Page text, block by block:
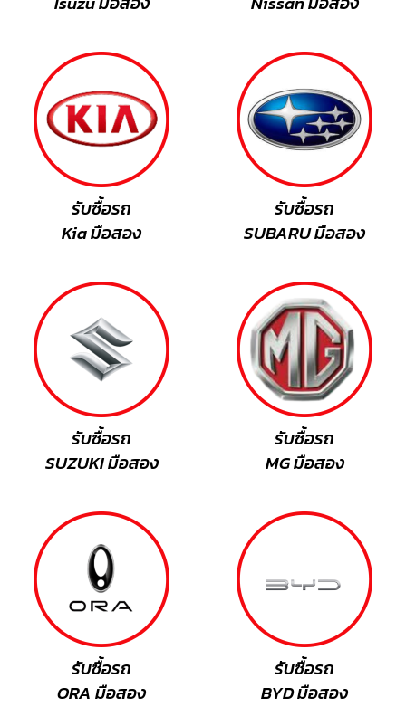
รับซื้อรถ
Kia มือสอง
รับซื้อรถ
SUBARU มือสอง
รับซื้อรถ
SUZUKI มือสอง
รับซื้อรถ
MG มือสอง
รับซื้อรถ
ORA มือสอง
รับซื้อรถ
BYD มือสอง